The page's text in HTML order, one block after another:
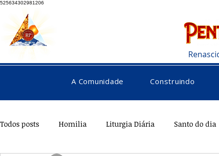
525634302981206
A Comunidade Construindo
Todos posts Homilia Liturgia Diária Santo do dia